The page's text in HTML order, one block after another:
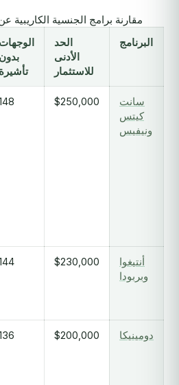
مقارنة برامج الجنسية الكاريبية عن
البرنامج
الحد
الأدنى
للاستثمار
الوجهات
بدون
تأشيرة
سانت
كيتس
ونيفيس
$250,000
أنتيغوا
وبربودا
$230,000
دومينيكا $200,000